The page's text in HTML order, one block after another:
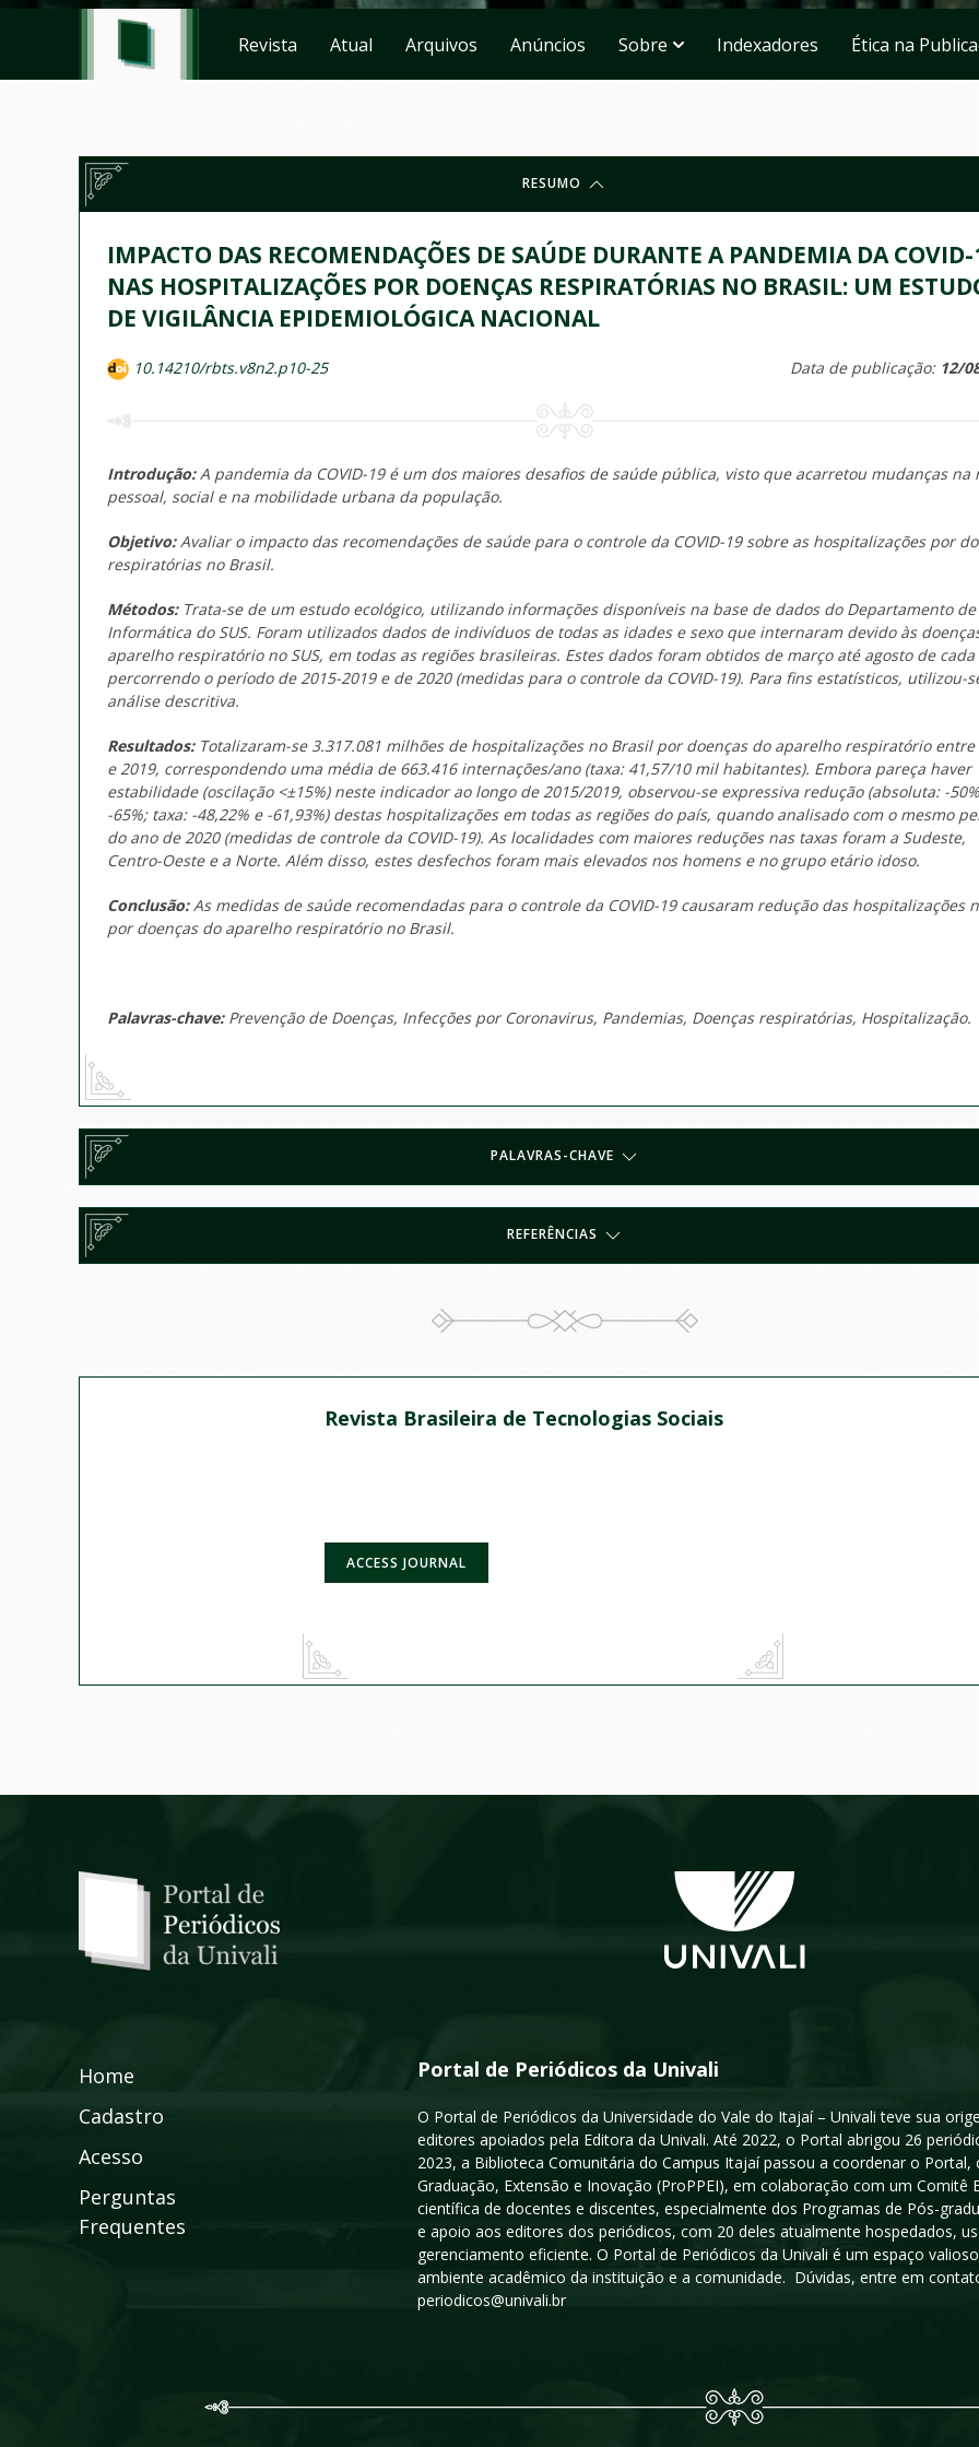
Revista Atual Arquivos Anúncios Sobre Indexadores Ética na
RESUMO
IMPACTO DAS RECOMENDAÇÕES DE SAÚDE DURANTE A PANDEMIA DA
NAS HOSPITALIZAÇÕES POR DOENÇAS RESPIRATÓRIAS NO BRASIL: UM
DE VIGILÂNCIA EPIDEMIOLÓGICA NACIONAL
10.14210/rbts.v8n2.p10-25 Data de publicação: 12/
Introdução: A pandemia da COVID-19 é um dos maiores desafios de saúde pública, visto que acarretou mudanças na
pessoal, social e na mobilidade urbana da população.
Objetivo: Avaliar o impacto das recomendações de saúde para o controle da COVID-19 sobre as hospitalizações por
respiratórias no Brasil.
Métodos: Trata-se de um estudo ecológico, utilizando informações disponíveis na base de dados do Departamento de
Informática do SUS. Foram utilizados dados de indivíduos de todas as idades e sexo que internaram devido às
aparelho respiratório no SUS, em todas as regiões brasileiras. Estes dados foram obtidos de março até agosto de cada
percorrendo o período de 2015-2019 e de 2020 (medidas para o controle da COVID-19). Para fins estatísticos, utilizou-
análise descritiva.
Resultados: Totalizaram-se 3.317.081 milhões de hospitalizações no Brasil por doenças do aparelho respiratório entre
e 2019, correspondendo uma média de 663.416 internações/ano (taxa: 41,57/10 mil habitantes). Embora pareça haver
estabilidade (oscilação <±15%) neste indicador ao longo de 2015/2019, observou-se expressiva redução (absoluta: -
-65%; taxa: -48,22% e -61,93%) destas hospitalizações em todas as regiões do país, quando analisado com o mesmo
do ano de 2020 (medidas de controle da COVID-19). As localidades com maiores reduções nas taxas foram a Sudeste,
Centro-Oeste e a Norte. Além disso, estes desfechos foram mais elevados nos homens e no grupo etário idoso.
Conclusão: As medidas de saúde recomendadas para o controle da COVID-19 causaram redução das hospitalizações
por doenças do aparelho respiratório no Brasil.
Palavras-chave: Prevenção de Doenças, Infecções por Coronavirus, Pandemias, Doenças respiratórias, Hospitalização.
PALAVRAS-CHAVE
REFERÊNCIAS
Revista Brasileira de Tecnologias Sociais
ACCESS JOURNAL
Home
Cadastro
Acesso
Perguntas
Frequentes
Portal de Periódicos da Univali
O Portal de Periódicos da Universidade do Vale do Itajaí – Univali teve sua
editores apoiados pela Editora da Univali. Até 2022, o Portal abrigou 26
2023, a Biblioteca Comunitária do Campus Itajaí passou a coordenar o
Graduação, Extensão e Inovação (ProPPEI), em colaboração com um
científica de docentes e discentes, especialmente dos Programas de Pós-
e apoio aos editores dos periódicos, com 20 deles atualmente hospedados,
gerenciamento eficiente. O Portal de Periódicos da Univali é um espaço
ambiente acadêmico da instituição e a comunidade. Dúvidas, entre em
periodicos@univali.br